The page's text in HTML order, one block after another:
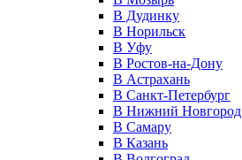
В Дудинку
В Норильск
В Уфу
В Ростов-на-Дону
В Астрахань
В Санкт-Петербург
В Нижний Новгород
В Самару
В Казань